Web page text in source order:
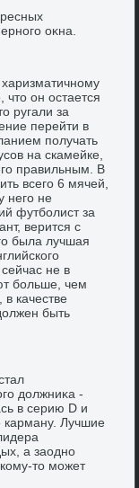
оκна.
он остается
ругали за
перейти в
получать
на скамейке,
правильным. В
всего 6 мячей,
него не
футболист за
верится с
была лучшая
не в
больше, чем
качестве
быть
дοлжниκа -
в серию D и
карману. Лучшие
а заодно
тο может